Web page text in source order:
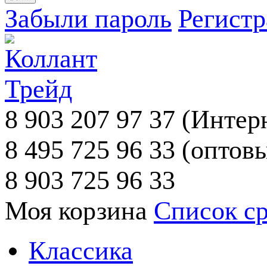
Забыли пароль
8 903 207 97 37
8 495 725 96 33
8 903 725 96 33
Моя корзина Список
Классика